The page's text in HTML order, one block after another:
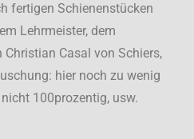
fertigen Schienenstücken
Lehrmeister, dem
Christian Casal von Schiers,
hier noch zu wenig
100prozentig, usw.